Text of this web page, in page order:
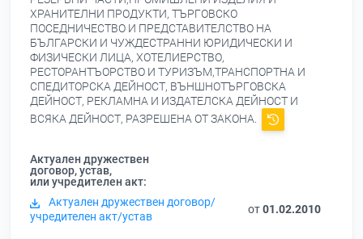
ХРАНИТЕЛНИ ПРОДУКТИ, ТЪРГОВСКО
ПОСЕДНИЧЕСТВО И ПРЕДСТАВИТЕЛСТВО НА
БЪЛГАРСКИ И ЧУЖДЕСТРАННИ ЮРИДИЧЕСКИ И
ФИЗИЧЕСКИ ЛИЦА, ХОТЕЛИЕРСТВО,
РЕСТОРАНТЪОРСТВО И ТУРИЗЪМ,ТРАНСПОРТНА И
СПЕДИТОРСКА ДЕЙНОСТ, ВЪНШНОТЪРГОВСКА
ДЕЙНОСТ, РЕКЛАМНА И ИЗДАТЕЛСКА ДЕЙНОСТ И
ВСЯКА ДЕЙНОСТ, РАЗРЕШЕНА ОТ ЗАКОНА.
Актуален дружествен
договор, устав,
или учредителен акт:
Актуален дружествен договор/
учредителен акт/устав
от01.02.2010